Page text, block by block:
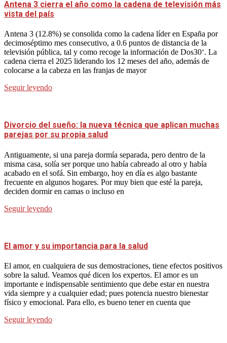
Antena 3 cierra el año como la cadena de televisión más
vista del país
Antena 3 (12.8%) se consolida como la cadena líder en España por
decimoséptimo mes consecutivo, a 0.6 puntos de distancia de la
televisión pública, tal y como recoge la información de Dos30‘. La
cadena cierra el 2025 liderando los 12 meses del año, además de
colocarse a la cabeza en las franjas de mayor
Seguir leyendo
Divorcio del sueño: la nueva técnica que aplican muchas
parejas por su propia salud
Antiguamente, si una pareja dormía separada, pero dentro de la
misma casa, solía ser porque uno había cabreado al otro y había
acabado en el sofá. Sin embargo, hoy en día es algo bastante
frecuente en algunos hogares. Por muy bien que esté la pareja,
deciden dormir en camas o incluso en
Seguir leyendo
El amor y su importancia para la salud
El amor, en cualquiera de sus demostraciones, tiene efectos positivos
sobre la salud. Veamos qué dicen los expertos. El amor es un
importante e indispensable sentimiento que debe estar en nuestra
vida siempre y a cualquier edad; pues potencia nuestro bienestar
físico y emocional. Para ello, es bueno tener en cuenta que
Seguir leyendo